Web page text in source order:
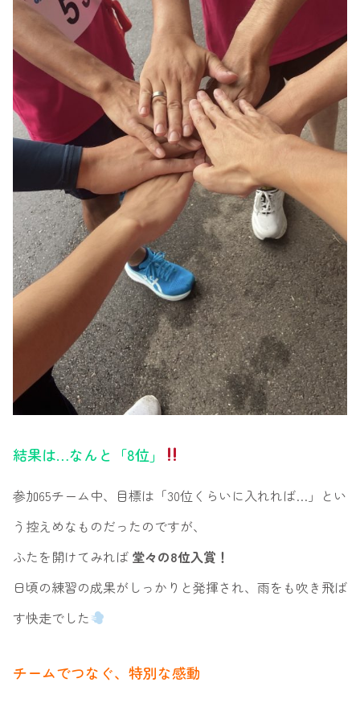
結果は…なんと「8位」
参加65チーム中、目標は「30位くらいに入れれば…」とい
う控えめなものだったのですが、
ふたを開けてみれば 堂々の8位入賞！
日頃の練習の成果がしっかりと発揮され、雨をも吹き飛ば
す快走でした
チームでつなぐ、特別な感動